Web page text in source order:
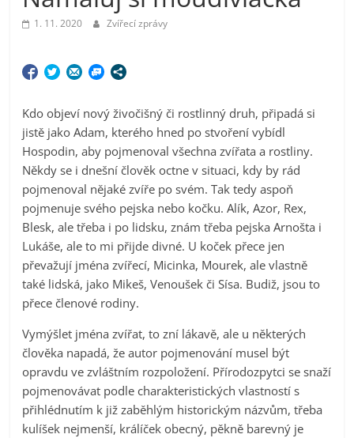
1. 11. 2020 Zvířecí zprávy
Kdo objeví nový živočišný či rostlinný druh, připadá si
jistě jako Adam, kterého hned po stvoření vybídl
Hospodin, aby pojmenoval všechna zvířata a rostliny.
Někdy se i dnešní člověk octne v situaci, kdy by rád
pojmenoval nějaké zvíře po svém. Tak tedy aspoň
pojmenuje svého pejska nebo kočku. Alík, Azor, Rex,
Blesk, ale třeba i po lidsku, znám třeba pejska Arnošta i
Lukáše, ale to mi přijde divné. U koček přece jen
převažují jména zvířecí, Micinka, Mourek, ale vlastně
také lidská, jako Mikeš, Venoušek či Sísa. Budiž, jsou to
přece členové rodiny.
Vymýšlet jména zvířat, to zní lákavě, ale u některých
člověka napadá, že autor pojmenování musel být
opravdu ve zvláštním rozpoložení. Přírodozpytci se snaží
pojmenovávat podle charakteristických vlastností s
přihlédnutím k již zaběhlým historickým názvům, třeba
kulíšek nejmenší, králíček obecný, pěkně barevný je